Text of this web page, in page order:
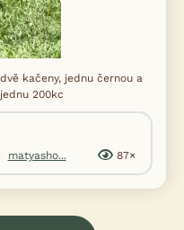
kačeny, jednu černou a
200kc
matyasho... 87×